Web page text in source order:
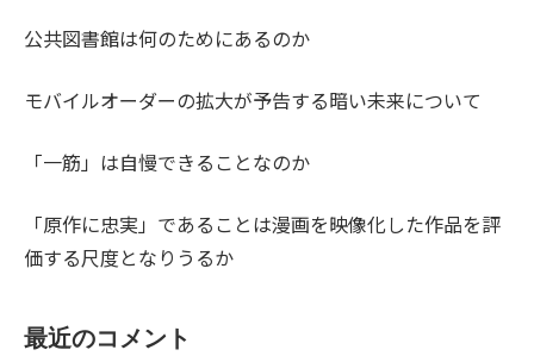
公共図書館は何のためにあるのか
モバイルオーダーの拡大が予告する暗い未来について
「一筋」は自慢できることなのか
「原作に忠実」であることは漫画を映像化した作品を評
価する尺度となりうるか
最近のコメント